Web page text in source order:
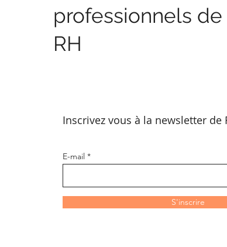
professionnels
RH
Inscrivez vous à la newsletter de
E-mail
S'inscrire